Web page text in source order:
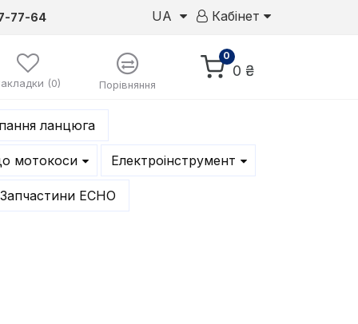
77-64 UA Кабінет
(0) Порівняння
0
0 ₴
ланцюга
мотокоси Електроінструмент
Запчастини ECHO